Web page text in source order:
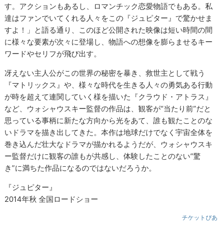
す。アクションもあるし、ロマンチック恋愛物語でもある。私
達はファンでいてくれる人々をこの『ジュピター』で驚かせま
すよ！」と語る通り、このほど公開された映像は短い時間の間
に様々な要素が次々に登場し、物語への想像を膨らませるキー
ワードやセリフが飛び出す。
冴えない主人公がこの世界の秘密を暴き、救世主として戦う
『マトリックス』や、様々な時代を生きる人々の勇気ある行動
が時を超えて連関していく様を描いた『クラウド・アトラス』
など、ウォシャウスキー監督の作品は、観客が“当たり前”だと
思っている事柄に新たな方向から光をあて、誰も観たことのな
いドラマを描き出してきた。本作は地球だけでなく宇宙全体を
巻き込んだ壮大なドラマが描かれるようだが、ウォシャウスキ
ー監督だけに観客の誰もが共感し、体験したことのない“驚
き”に満ちた作品になるのではないだろうか。
『ジュピター』
2014年秋 全国ロードショー
チケットぴあ